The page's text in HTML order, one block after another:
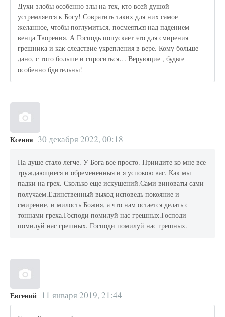
Духи злобы особенно злы на тех, кто всей душой
устремляется к Богу! Совратить таких для них самое
желанное, чтобы поглумиться, посмеяться над падением
венца Творения. А Господь попускает это для смирения
грешника и как следствие укрепления в вере. Кому больше
дано, с того больше и спроситься… Верующие , будьте
особенно бдительны!
Ксения 30 декабря 2022, 00:18
На душе стало легче. У Бога все просто. Приидите ко мне все
труждающиеся и обремененныя и я успокою вас. Как мы
падки на грех. Сколько еще искушений.Сами виноваты сами
получаем.Единственный выход исповедь покояние и
смирение, и милость Божия, а что нам остается делать с
тоннами греха.Господи помилуй нас грешных.Господи
помилуй нас грешных. Господи помилуй нас грешных.
Евгений 11 января 2019, 21:44